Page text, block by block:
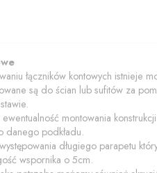
łączników kontowych istnieje
są do ścian lub sufitów za
montowania
danego podkładu.
długiego parapetu
wspornika o 5cm.